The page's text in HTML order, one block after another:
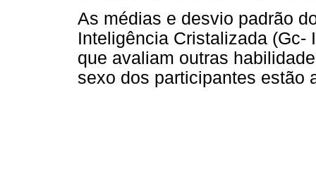
As médias e desvio padrão
Inteligência Cristalizada (Gc-
que avaliam outras
sexo dos participantes estão